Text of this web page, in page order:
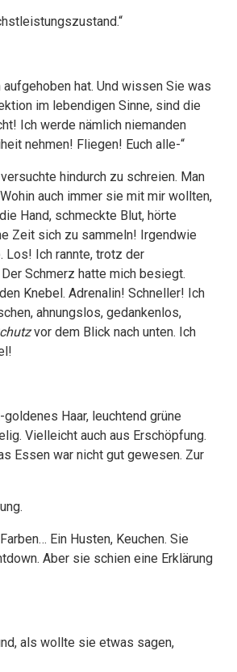
hat. Und wissen Sie was
im lebendigen Sinne, sind die
Ich werde nämlich niemanden
nehmen! Fliegen! Euch alle-“
hindurch zu schreien. Man
auch immer sie mit mir wollten,
Hand, schmeckte Blut, hörte
Zeit sich zu sammeln! Irgendwie
Los! Ich rannte, trotz der
Schmerz hatte mich besiegt.
Knebel. Adrenalin! Schneller! Ich
ahnungslos, gedankenlos,
vor dem Blick nach unten. Ich
Haar, leuchtend grüne
Vielleicht auch aus Erschöpfung.
Essen war nicht gut gewesen. Zur
Ein Husten, Keuchen. Sie
Aber sie schien eine Erklärung
als wollte sie etwas sagen,